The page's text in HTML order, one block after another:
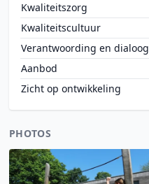
Kwaliteitszorg
Kwaliteitscultuur
Verantwoording en dialoog
Aanbod
Zicht op ontwikkeling
PHOTOS